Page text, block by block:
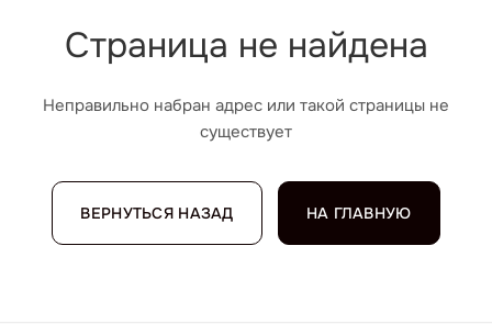
Страница не найдена
Неправильно набран адрес или такой страницы не
существует
ВЕРНУТЬСЯ НАЗАД НА ГЛАВНУЮ